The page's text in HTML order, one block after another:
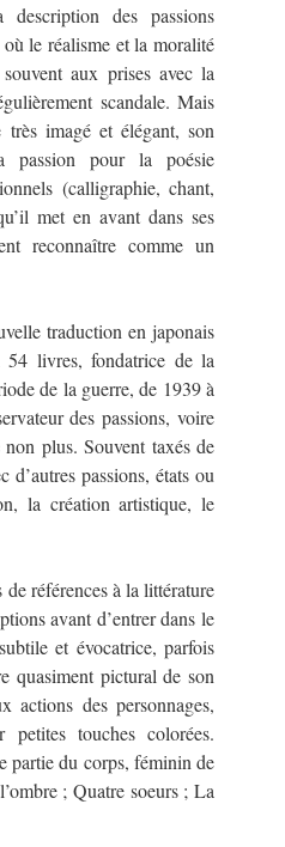
des passions
le réalisme et la moralité
aux prises avec la
scandale. Mais
imagé et élégant, son
passion pour la poésie
(calligraphie, chant,
met en avant dans ses
reconnaître comme un
traduction en japonais
54 livres, fondatrice de la
de la guerre, de 1939 à
des passions, voire
plus. Souvent taxés de
d’autres passions, états ou
la création artistique, le
références à la littérature
avant d’entrer dans le
et évocatrice, parfois
quasiment pictural de son
des personnages,
touches colorées.
partie du corps, féminin de
; Quatre soeurs ; La